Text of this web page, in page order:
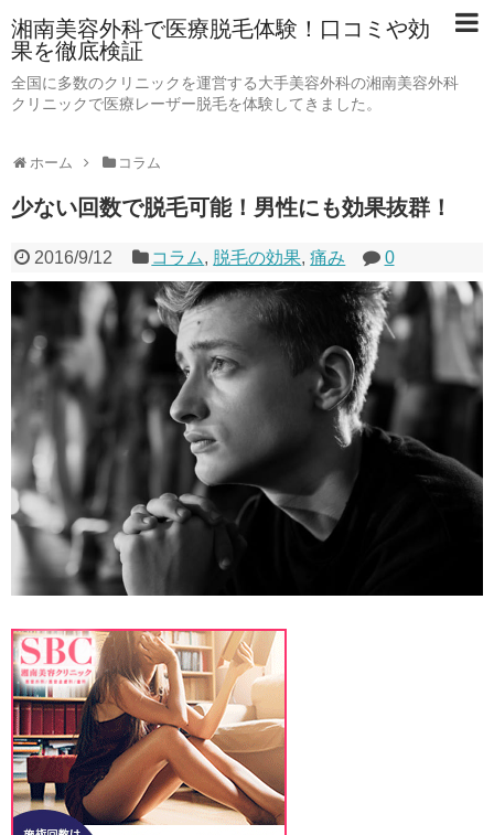
湘南美容外科で医療脱毛体験！口コミや効
果を徹底検証
全国に多数のクリニックを運営する大手美容外科の湘南美容外科
クリニックで医療レーザー脱毛を体験してきました。
ホーム コラム
少ない回数で脱毛可能！男性にも効果抜群！
2016/9/12 コラム, 脱毛の効果,痛み 0